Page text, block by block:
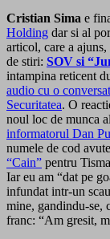
Cristian Sima e
Holding dar si al
articol, care a
de stiri: SOV si
intampina reticent
audio cu o
Securitatea. O
noul loc de munca
informatorul Dan
numele de cod
“Cain” pentru
Iar eu am “dat pe
infundat intr-un
mine, gandindu-se,
franc: “Am gresit,